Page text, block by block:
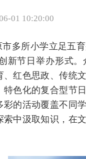
01 10:20:00
多所小学立足五
新节日举办形式
红色思政、传统
色化的复合型节
的活动覆盖不同
中汲取知识，在